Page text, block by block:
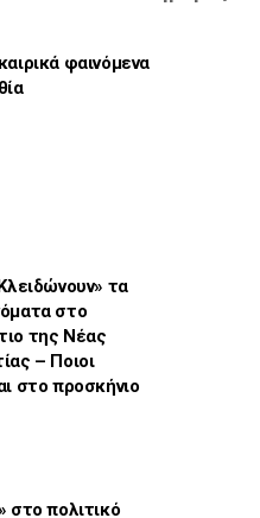
φαινόμενα
τα
στο
της Νέας
– Ποιοι
στο προσκήνιο
στο πολιτικό